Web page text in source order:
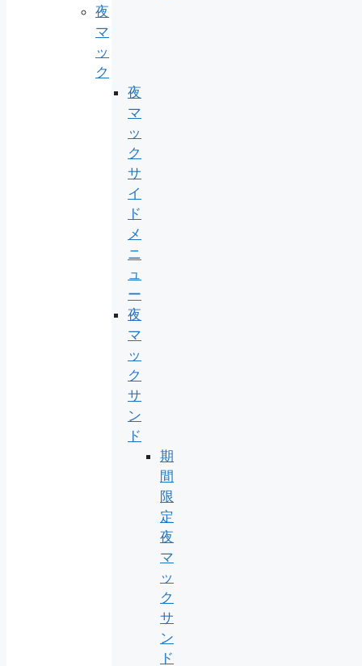
夜
マ
ッ
ク
夜
マ
ッ
ク
サ
イ
ド
メ
ニ
ュ
ー
夜
マ
ッ
ク
サ
ン
ド
期
間
限
定
夜
マ
ッ
ク
サ
ン
ド